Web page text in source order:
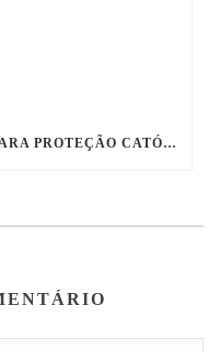
IMPORTÂNCIA DOS ANODOS PARA PROTEÇÃO CATÓDICA DE ESTRUTURAS METÁLICAS ENTERRADAS E/OU SUBMERSAS